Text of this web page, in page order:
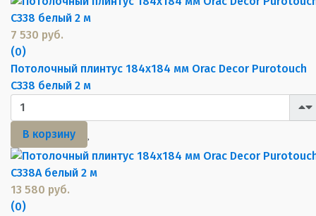
7 530 руб.
(0)
Потолочный плинтус 184х184 мм Orac Decor Purotouch
C338 белый 2 м
В корзину
13 580 руб.
(0)